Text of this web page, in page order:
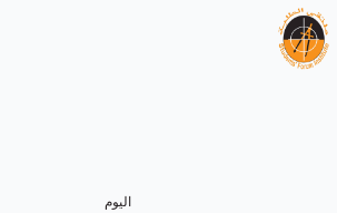
التجاوز
إلى
المحتوى
اليوم